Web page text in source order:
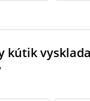
kútik